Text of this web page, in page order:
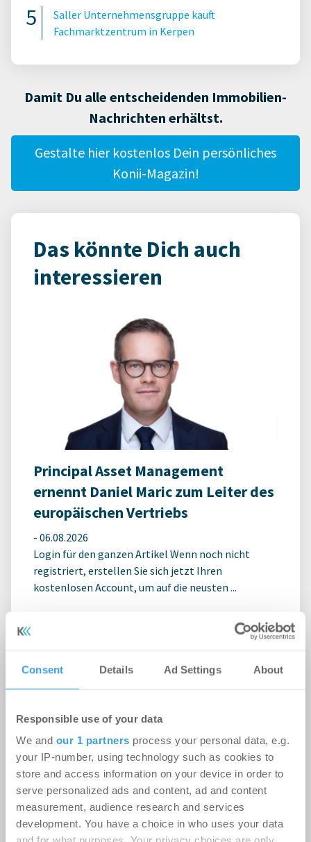
Consent Details Ad Settings About
Responsible use of your data
We and our 1 partners process your personal data, e.g.
your IP-number, using technology such as cookies to
store and access information on your device in order to
serve personalized ads and content, ad and content
measurement, audience research and services
development. You have a choice in who uses your data
Saller Unternehmensgruppe kauft
Fachmarktzentrum in Kerpen
Damit Du alle entscheidenden Immobilien-
Nachrichten erhältst.
Gestalte hier kostenlos Dein persönliches
Konii-Magazin!
Das könnte Dich auch
interessieren
Principal Asset Management
ernennt Daniel Maric zum Leiter des
europäischen Vertriebs
- 06.08.2026
Login für den ganzen Artikel Wenn noch nicht
registriert, erstellen Sie sich jetzt Ihren
kostenlosen Account, um auf die neusten ...
Rekordhitze setzt Rechenzentren
unter Druck